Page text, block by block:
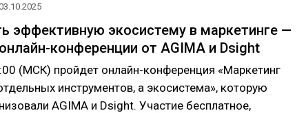
эффективную экосистему в маркетинге —
конференции от AGIMA и Dsight
(МСК) пройдет онлайн-конференция «Маркетинг
инструментов, а экосистема», которую
AGIMA и Dsight. Участие бесплатное,